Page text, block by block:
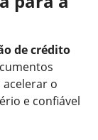
de crédito
acelerar o
e confiável